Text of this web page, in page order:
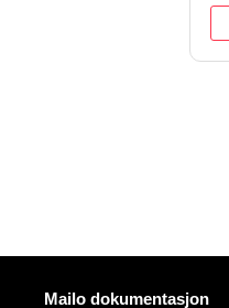
Mer informasjon
Mailo dokumentasjon